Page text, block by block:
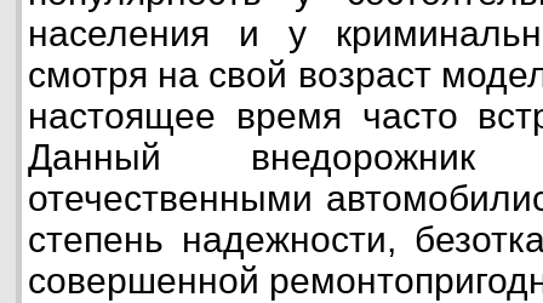
населения и у
смотря на свой возраст
настоящее время часто
Данный внедорожник
отечественными
степень надежности,
совершенной